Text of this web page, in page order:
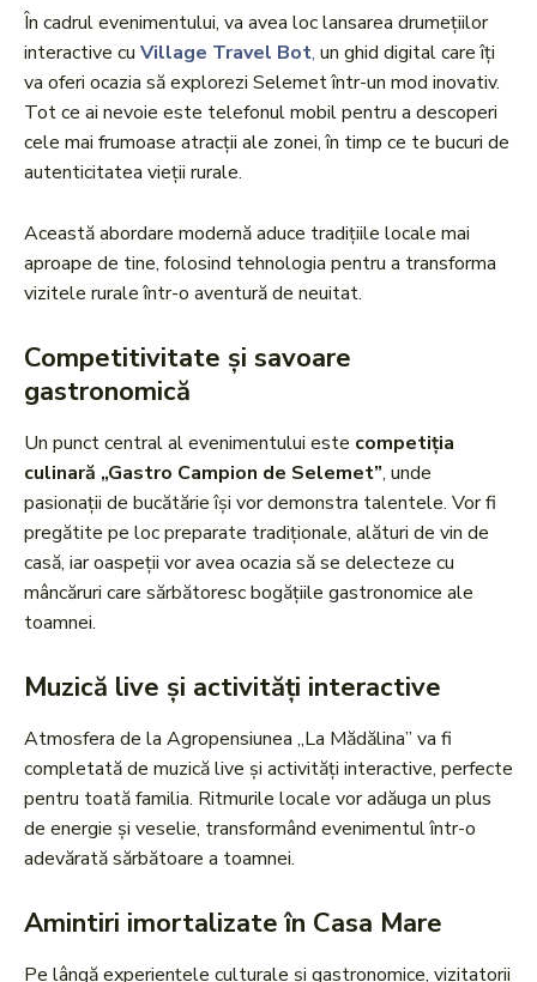
În cadrul evenimentului, va avea loc lansarea drumețiilor
interactive cu Village Travel Bot, un ghid digital care îți
va oferi ocazia să explorezi Selemet într-un mod inovativ.
Tot ce ai nevoie este telefonul mobil pentru a descoperi
cele mai frumoase atracții ale zonei, în timp ce te bucuri de
autenticitatea vieții rurale.
Această abordare modernă aduce tradițiile locale mai
aproape de tine, folosind tehnologia pentru a transforma
vizitele rurale într-o aventură de neuitat.
Competitivitate și savoare
gastronomică
Un punct central al evenimentului este competiția
culinară „Gastro Campion de Selemet”, unde
pasionații de bucătărie își vor demonstra talentele. Vor fi
pregătite pe loc preparate tradiționale, alături de vin de
casă, iar oaspeții vor avea ocazia să se delecteze cu
mâncăruri care sărbătoresc bogățiile gastronomice ale
toamnei.
Muzică live și activități interactive
Atmosfera de la Agropensiunea „La Mădălina” va fi
completată de muzică live și activități interactive, perfecte
pentru toată familia. Ritmurile locale vor adăuga un plus
de energie și veselie, transformând evenimentul într-o
adevărată sărbătoare a toamnei.
Amintiri imortalizate în Casa Mare
Pe lângă experiențele culturale și gastronomice, vizitatorii